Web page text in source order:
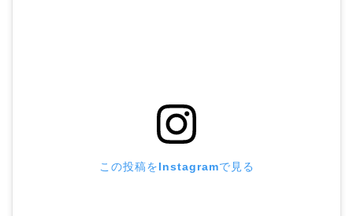
この投稿をInstagramで見る